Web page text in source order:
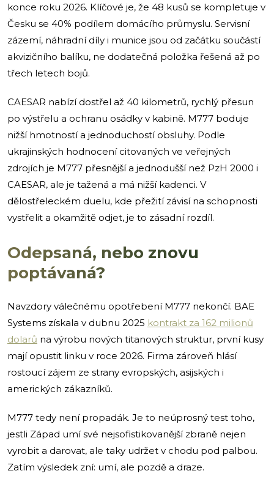
konce roku 2026. Klíčové je, že 48 kusů se kompletuje v
Česku se 40% podílem domácího průmyslu. Servisní
zázemí, náhradní díly i munice jsou od začátku součástí
akvizičního balíku, ne dodatečná položka řešená až po
třech letech bojů.
CAESAR nabízí dostřel až 40 kilometrů, rychlý přesun
po výstřelu a ochranu osádky v kabině. M777 boduje
nižší hmotností a jednoduchostí obsluhy. Podle
ukrajinských hodnocení citovaných ve veřejných
zdrojích je M777 přesnější a jednodušší než PzH 2000 i
CAESAR, ale je tažená a má nižší kadenci. V
dělostřeleckém duelu, kde přežití závisí na schopnosti
vystřelit a okamžitě odjet, je to zásadní rozdíl.
Odepsaná, nebo znovu
poptávaná?
Navzdory válečnému opotřebení M777 nekončí. BAE
Systems získala v dubnu 2025 kontrakt za 162 milionů
dolarů na výrobu nových titanových struktur, první kusy
mají opustit linku v roce 2026. Firma zároveň hlásí
rostoucí zájem ze strany evropských, asijských i
amerických zákazníků.
M777 tedy není propadák. Je to neúprosný test toho,
jestli Západ umí své nejsofistikovanější zbraně nejen
vyrobit a darovat, ale taky udržet v chodu pod palbou.
Zatím výsledek zní: umí, ale pozdě a draze.